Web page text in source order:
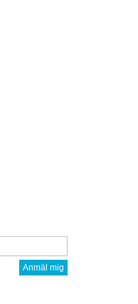
Anmäl mig